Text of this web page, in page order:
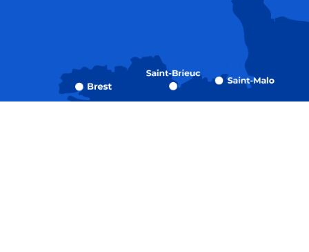
Recherche